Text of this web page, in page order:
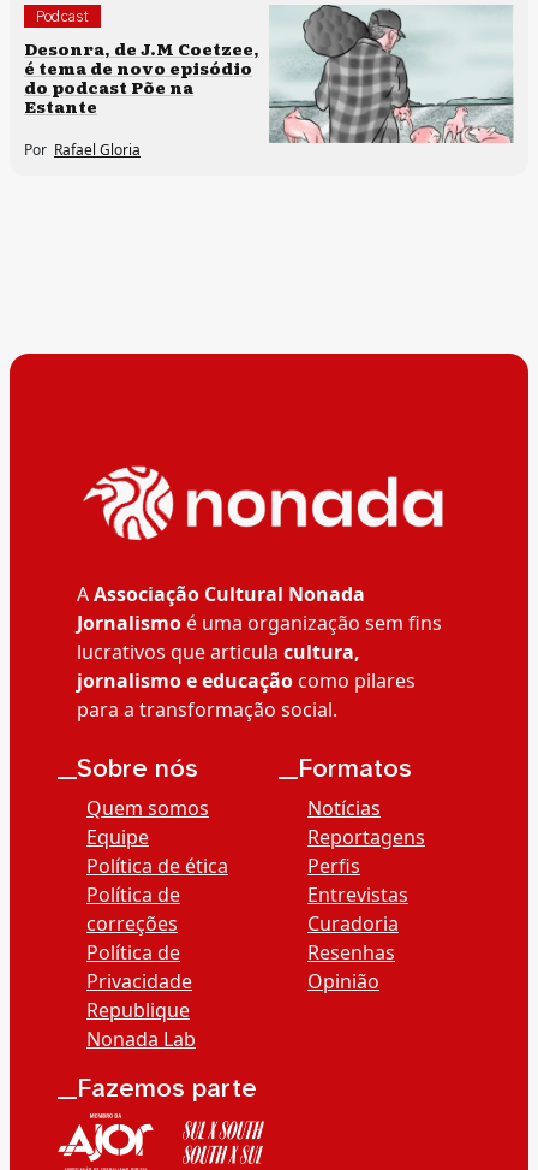
Podcast
Desonra, de J.M Coetzee,
é tema de novo episódio
do podcast Põe na
Estante
Por Rafael Gloria
AAssociação Cultural Nonada
Jornalismoé uma organização sem fins
lucrativos que articula cultura,
jornalismo e educaçãocomo pilares
para a transformação social.
__Sobre nós
Quem somos
Equipe
Política de ética
Política de
correções
Política de
Privacidade
Republique
Nonada Lab
__Formatos
Notícias
Reportagens
Perfis
Entrevistas
Curadoria
Resenhas
Opinião
__Fazemos parte